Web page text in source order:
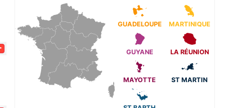
GUADELOUPE MARTINIQUE
GUYANE LA RÉUNION
MAYOTTE ST MARTIN